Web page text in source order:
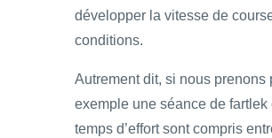
développer la vitesse de
conditions.
Autrement dit, si nous prenons
exemple une séance de fartlek
temps d’effort sont compris